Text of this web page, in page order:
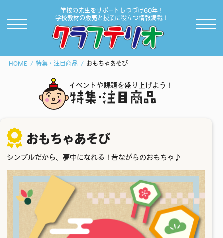
学校の先生をサポートしつづけ60年！
学校教材の販売と授業に役立つ情報満載！
HOME 特集・注目商品 おもちゃあそび
イベントや課題を盛り上げよう！
特集･注目商品
おもちゃあそび
シンプルだから、夢中になれる！昔ながらのおもちゃ♪